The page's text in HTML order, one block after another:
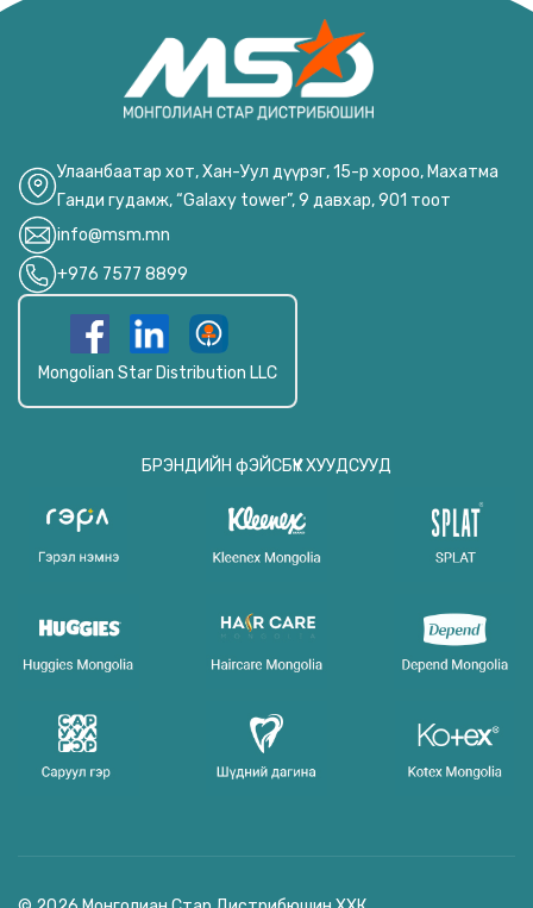
Улаанбаатар хот, Хан-Уул дүүрэг, 15-р хороо, Махатма
Ганди гудамж, “Galaxy tower”, 9 давхар, 901 тоот
info@msm.mn
+976 7577 8899
Mongolian Star Distribution LLC
БРЭНДИЙН фЭЙСБҮҮК ХУУДСУУД